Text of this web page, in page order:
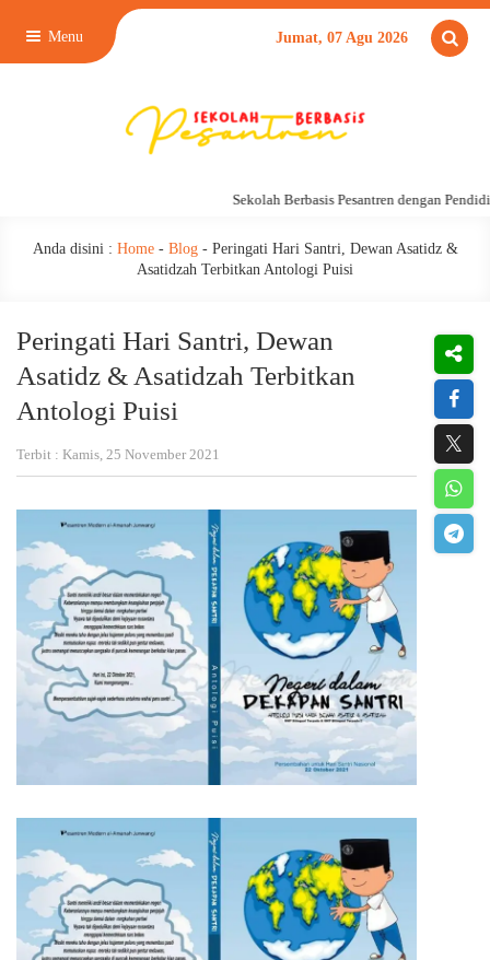
Menu Jumat, 07 Agu 2026
Sekolah Berbasis Pesantren dengan
Anda disini : Home- Blog- Peringati Hari Santri, Dewan Asatidz &
Asatidzah Terbitkan Antologi Puisi
Peringati Hari Santri, Dewan
Asatidz & Asatidzah Terbitkan
Antologi Puisi
Terbit : Kamis, 25 November 2021